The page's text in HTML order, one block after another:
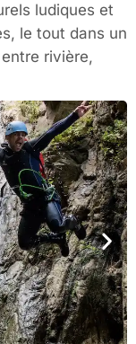
ludiques et
le tout dans un
rivière,